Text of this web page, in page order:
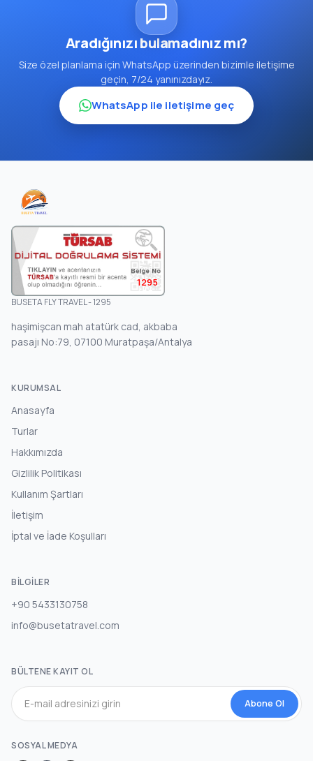
Aradığınızı bulamadınız mı?
Size özel planlama için WhatsApp üzerinden bizimle iletişime
geçin, 7/24 yanınızdayız.
WhatsApp ile iletişime geç
1295
BUSETA FLY TRAVEL - 1295
haşimişcan mah atatürk cad, akbaba
pasajı No:79, 07100 Muratpaşa/Antalya
KURUMSAL
Anasayfa
Turlar
Hakkımızda
Gizlilik Politikası
Kullanım Şartları
İletişim
İptal ve İade Koşulları
BILGILER
+90 5433130758
info@busetatravel.com
BÜLTENE KAYIT OL
Abone Ol
SOSYAL MEDYA